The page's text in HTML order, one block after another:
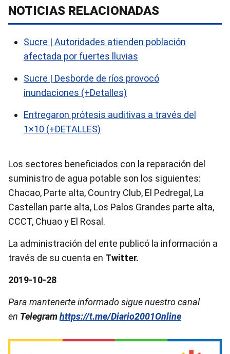
NOTICIAS RELACIONADAS
Sucre | Autoridades atienden población
afectada por fuertes lluvias
Sucre | Desborde de ríos provocó
inundaciones (+Detalles)
Entregaron prótesis auditivas a través del
1×10 (+DETALLES)
Los sectores beneficiados con la reparación del
suministro de agua potable son los siguientes:
Chacao, Parte alta, Country Club, El Pedregal, La
Castellan parte alta, Los Palos Grandes parte alta,
CCCT, Chuao y El Rosal.
La administración del ente publicó la información a
través de su cuenta en Twitter.
2019-10-28
Para mantenerte informado sigue nuestro canal
en Telegramhttps://t.me/Diario2001Online